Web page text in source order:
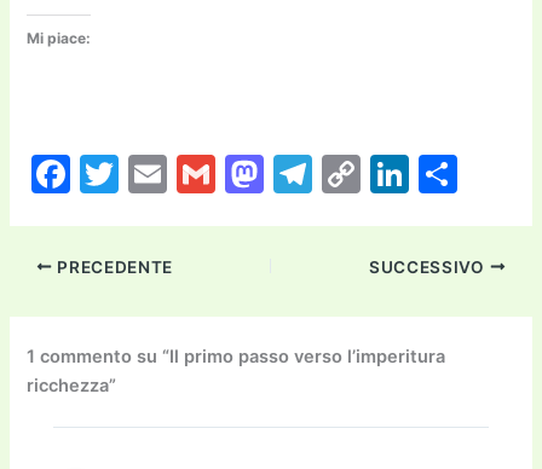
Mi piace:
F
c
e
b
o
o
k
T
itt
er
E
ai
l
G
M
d
o
T
a
m
C
p
y
Li
n
Li
k
e
dI
n
n
di
vi
PRECEDENTE SUCCESSIVO
1 commento su “Il primo passo verso l’imperitura
ricchezza”